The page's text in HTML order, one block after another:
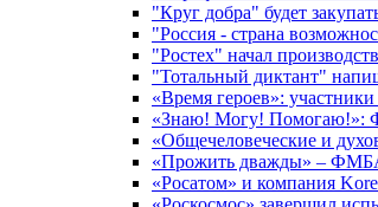
"Круг добра" будет
"Россия - страна
"Ростех" начал
"Тотальный диктант"
«Время героев»:
«Знаю! Могу! Помогаю!»:
«Общечеловеческие и
«Прожить дважды» – ФМБА
«Росатом» и компания